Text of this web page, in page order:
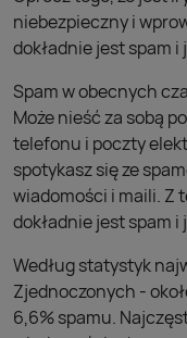
niebezpieczny i
dokładnie jest spam i
Spam w obecnych
Może nieść za sobą
telefonu i poczty
spotykasz się ze
wiadomości i maili. Z
dokładnie jest spam i
Według statystyk
Zjednoczonych -
6,6% spamu.